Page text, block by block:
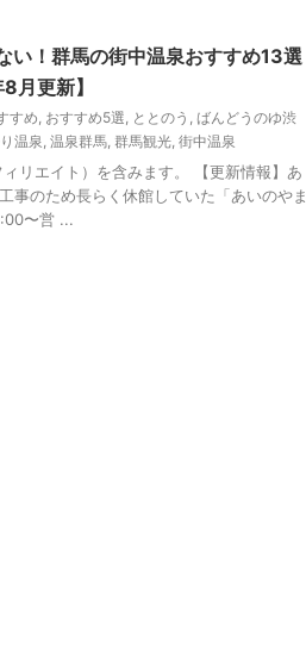
い！群馬の街中温泉おすすめ13選
月更新】
すめ, おすすめ5選, ととのう , ばんどうのゆ渋
温泉, 温泉群馬, 群馬観光, 街中温泉
リエイト）を含みます。 【更新情報】あ
事のため長らく休館していた「あいのやま
〜営 ...